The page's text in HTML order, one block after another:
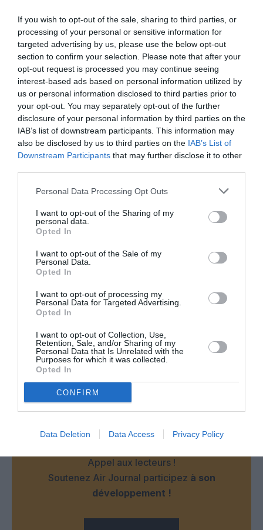
If you wish to opt-out of the sale, sharing to third parties, or
processing of your personal or sensitive information for
targeted advertising by us, please use the below opt-out
section to confirm your selection. Please note that after your
opt-out request is processed you may continue seeing
interest-based ads based on personal information utilized by
us or personal information disclosed to third parties prior to
your opt-out. You may separately opt-out of the further
disclosure of your personal information by third parties on the
IAB’s list of downstream participants. This information may
also be disclosed by us to third parties on the IAB’s List of
Downstream Participants that may further disclose it to other
Personal Data Processing Opt Outs
I want to opt-out of the Sharing of my
personal data.
Opted In
I want to opt-out of the Sale of my
Personal Data.
Opted In
I want to opt-out of processing my
Personal Data for Targeted Advertising.
Opted In
I want to opt-out of Collection, Use,
Retention, Sale, and/or Sharing of my
Personal Data that Is Unrelated with the
Purposes for which it was collected.
Opted In
CONFIRM
Data Deletion Data Access Privacy Policy
Curieux, les vacances d’été approchent, on n’a pas encore lu
un quelconque article sur une éventuelle grève du contrôle
aérien en France ou bien sûr, notre chère compagnie
nationale !
RÉPONDRE
a commenté :
17 mai 2019 - 8 h 50
Ben si, il y a une dizaine de jours avec la journée de
Ramea commenté :
18 mai 2019 - 1 h 27 min
Eh oui car les malins qui voulaient casser les grèves en
tranquillement. Pour la DGAC les préavis débouchent sur un
taux d’annulation préventive bien plus fort que nécessaire.
FAIRE UN DON
Appel aux lecteurs !
Soutenez Air Journal participez à son
développement !